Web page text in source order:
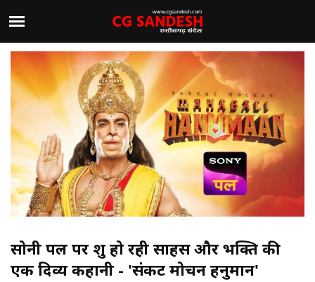
सोनी पल पर शुरू हो रही साहस और भक्ति की
एक दिव्य कहानी - 'संकट मोचन हनुमान'